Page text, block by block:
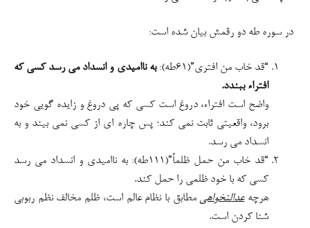
در سوره طه دو رقمش بیان شده است:
“قد خاب من افتری”(۶۱طه):
به ناامیدی و انسداد می رسد کسی که
افتراء ببندد.
واضح است افتراء، دروغ است کسی که پی دروغ و زایده گویی خود
برود، واقعیتی ثابت نمی کند؛ پس چاره ای از کسی نمی بیند و به
انسداد می رسد.
“قد خاب من حمل ظلماً”(۱۱۱طه): به ناامیدی و انسداد می رسد
کسی که با خود ظلمی را حمل کند.
هرچهعدالتخواهی مطابق با نظام عالم است، ظلم مخالف نظم ربوبی
شنا کردن است.